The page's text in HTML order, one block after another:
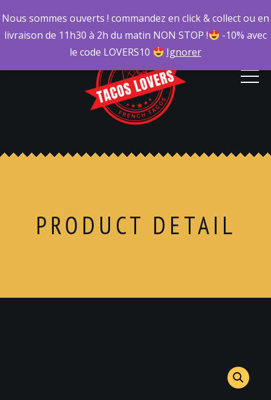
PRODUCT DETAIL
Nous sommes ouverts ! commandez en click & collect ou en
livraison de 11h30 à 2h du matin NON STOP !
-10% avec
le code LOVERS10
Ignorer